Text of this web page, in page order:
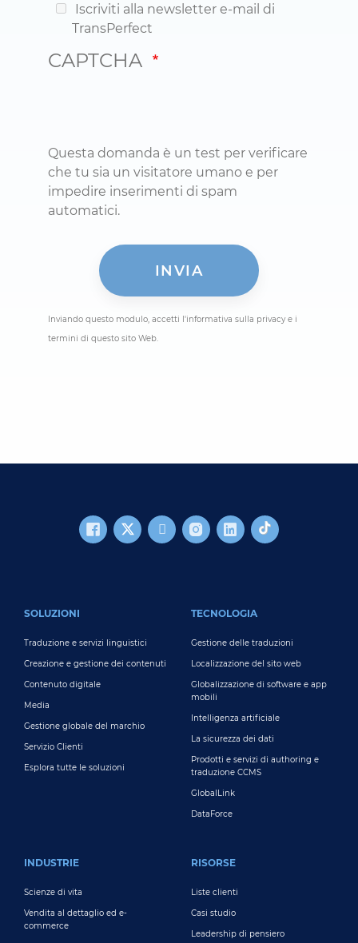
Iscriviti alla newsletter e-mail di
TransPerfect
CAPTCHA
Questa domanda è un test per verificare
che tu sia un visitatore umano e per
impedire inserimenti di spam
automatici.
Inviando questo modulo, accetti l'informativa sulla privacy e i
termini di questo sito Web.
SOLUZIONI
Traduzione e servizi linguistici
Creazione e gestione dei contenuti
Contenuto digitale
Media
Gestione globale del marchio
Servizio Clienti
Esplora tutte le soluzioni
TECNOLOGIA
Gestione delle traduzioni
Localizzazione del sito web
Globalizzazione di software e app
mobili
Intelligenza artificiale
La sicurezza dei dati
Prodotti e servizi di authoring e
traduzione CCMS
GlobalLink
DataForce
INDUSTRIE
Scienze di vita
Vendita al dettaglio ed e-
commerce
RISORSE
Liste clienti
Casi studio
Leadership di pensiero